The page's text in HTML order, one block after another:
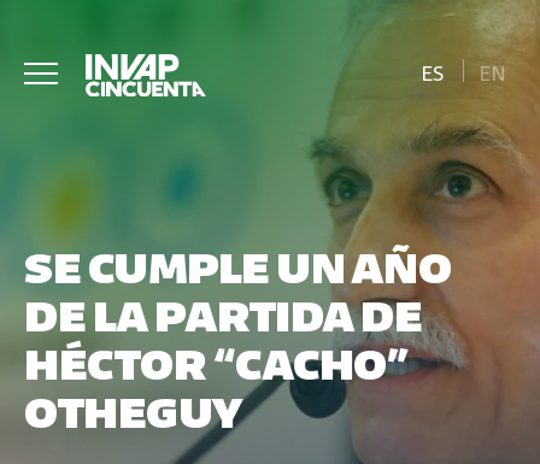
ES EN
SE CUMPLE UN AÑO
DE LA PARTIDA DE
HÉCTOR “CACHO”
OTHEGUY